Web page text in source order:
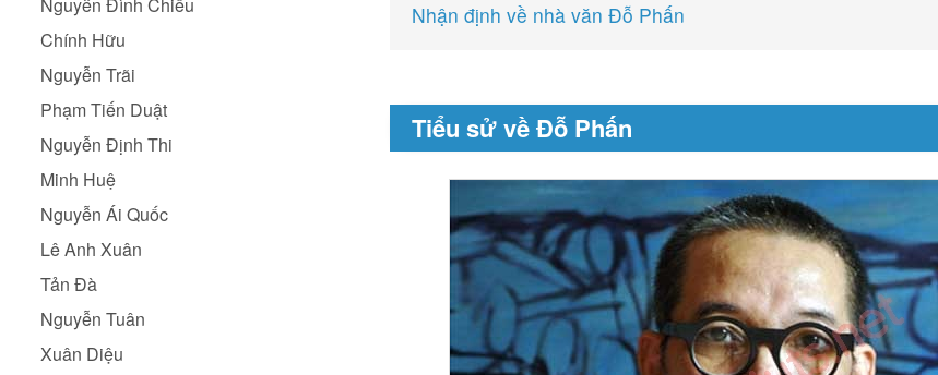
Chính Hữu
Nguyễn Trãi
Phạm Tiến Duật
Nguyễn Định Thi
Minh Huệ
Nguyễn Ái Quốc
Lê Anh Xuân
Tản Đà
Nguyễn Tuân
Xuân Diệu
Nhận định về nhà văn Đỗ Phấn
Tiểu sử về Đỗ Phấn